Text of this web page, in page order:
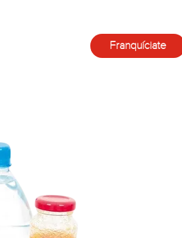
Franquíciate